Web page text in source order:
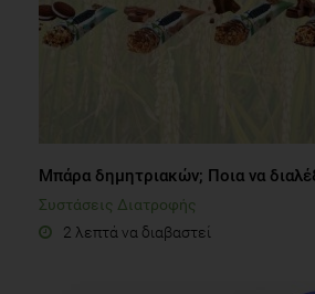
Μπάρα δημητριακών; Ποια να
Συστάσεις Διατροφής
2 λεπτά να διαβαστεί